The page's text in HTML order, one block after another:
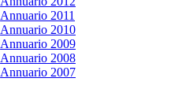
Annuario 2011
Annuario 2010
Annuario 2009
Annuario 2008
Annuario 2007